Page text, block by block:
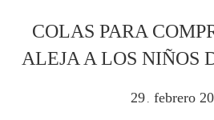
COLAS PARA
ALEJA A LOS NIÑOS
29 . febrero